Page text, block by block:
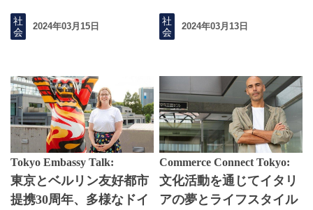
ンスをつかむ
社
会
2024年03月15日
社
会
2024年03月13日
Tokyo Embassy Talk:
東京とベルリン友好都市
提携30周年、多様なドイ
Commerce Connect Tokyo:
文化活動を通じてイタリ
アの夢とライフスタイル